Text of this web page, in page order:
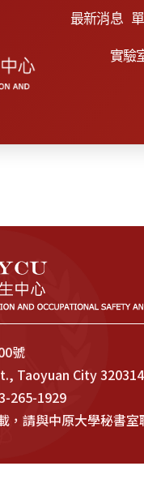
最新消息
實驗
號
Taoyuan City
265-1929
，請與中原大學秘書室